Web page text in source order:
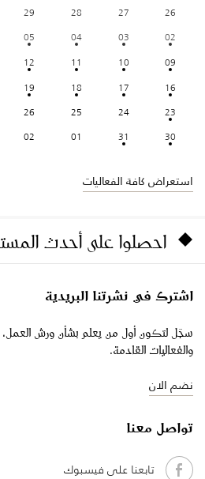
26
27
28
29
02
03
04
05
09
10
11
12
16
17
18
19
23
24
25
26
30
31
01
02
استعراض كافة الفعاليات
احصلوا على أحدث
اشترك في نشرتنا البريدية
سجّل لتكون أول من يعلم بشأن ورش العمل،
والفعاليات القادمة.
نضم الان
تواصل معنا
تابعنا على فيسبوك